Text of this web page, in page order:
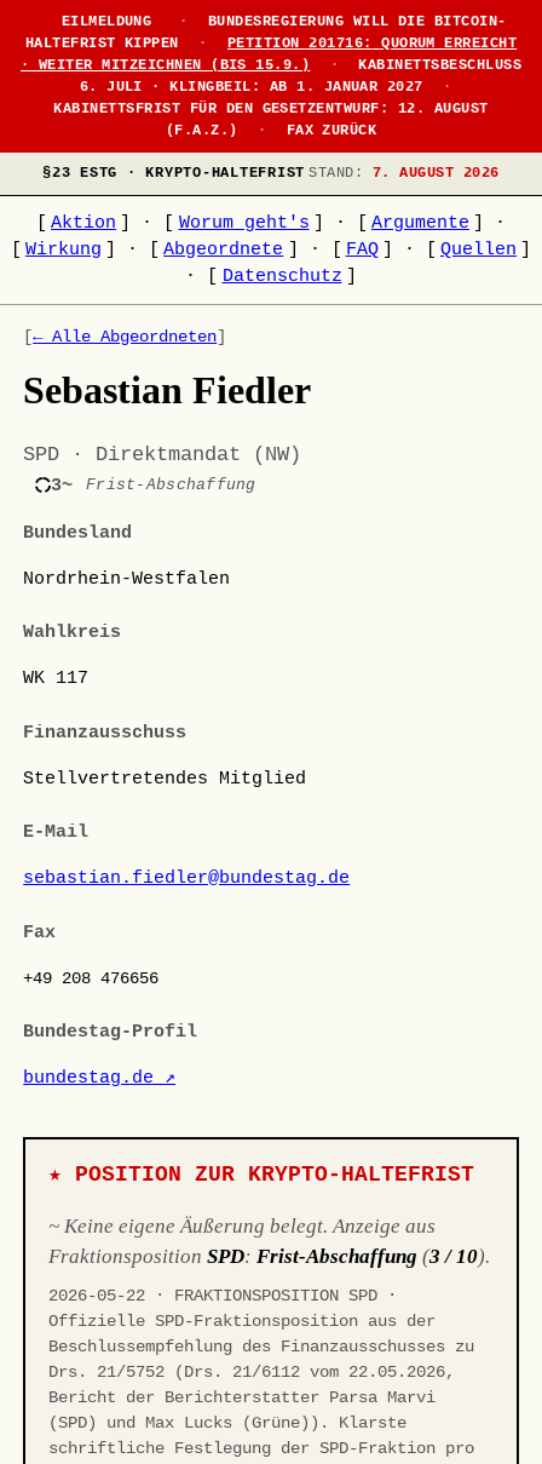
EILMELDUNG ·
BUNDESREGIERUNG WILL DIE BITCOIN-
HALTEFRIST KIPPEN
·
PETITION 201716: QUORUM ERREICHT
· WEITER MITZEICHNEN (BIS 15.9.)
·
KABINETTSBESCHLUSS
6. JULI · KLINGBEIL: AB 1. JANUAR 2027
·
KABINETTSFRIST FÜR DEN GESETZENTWURF: 12. AUGUST
(F.A.Z.)
· FAX ZURÜCK
§23 ESTG · KRYPTO-HALTEFRIST STAND: 7. AUGUST 2026
Aktion · Worum geht's · Argumente
·
Wirkung · Abgeordnete · FAQ · Quellen
·
Datenschutz
[← Alle Abgeordneten]
Sebastian Fiedler
SPD · Direktmandat (NW)
3~ Frist-Abschaffung
Bundesland
Nordrhein-Westfalen
Wahlkreis
WK 117
Finanzausschuss
Stellvertretendes Mitglied
E-Mail
sebastian.fiedler@bundestag.de
Fax
+49 208 476656
Bundestag-Profil
bundestag.de ↗
★ POSITION ZUR KRYPTO-HALTEFRIST
~ Keine eigene Äußerung belegt. Anzeige aus
FraktionspositionSPD:Frist-Abschaffung (3 / 10).
2026-05-22 · FRAKTIONSPOSITION SPD ·
Offizielle SPD-Fraktionsposition aus der
Beschlussempfehlung des Finanzausschusses zu
Drs. 21/5752 (Drs. 21/6112 vom 22.05.2026,
Bericht der Berichterstatter Parsa Marvi
(SPD) und Max Lucks (Grüne)). Klarste
schriftliche Festlegung der SPD-Fraktion pro